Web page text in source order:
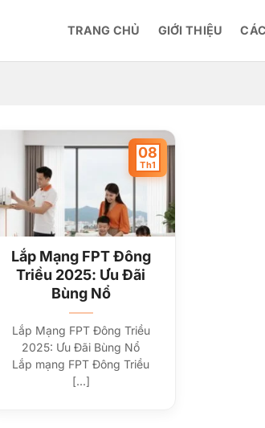
TRANG CHỦ GIỚI THIỆU
Lắp Mạng FPT Đông
Triều 2025: Ưu Đãi
Bùng Nổ
Lắp Mạng FPT Đông Triều
2025: Ưu Đãi Bùng Nổ
Lắp mạng FPT Đông Triều
[...]
08
Th1